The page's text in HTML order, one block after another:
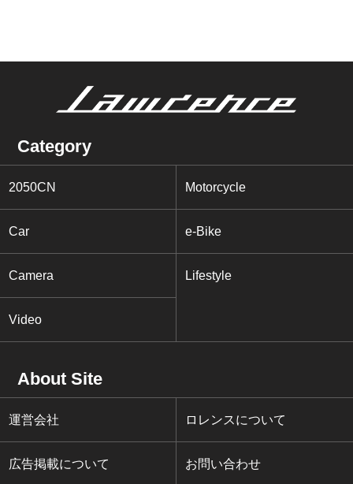
Category
2050CN Motorcycle
Car e-Bike
Camera Lifestyle
Video
About Site
運営会社 ロレンスについて
広告掲載について お問い合わせ